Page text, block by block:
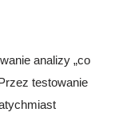
analizy „co
testowanie